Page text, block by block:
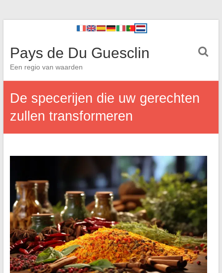
Pays de Du Guesclin
Een regio van waarden
De specerijen die uw gerechten
zullen transformeren